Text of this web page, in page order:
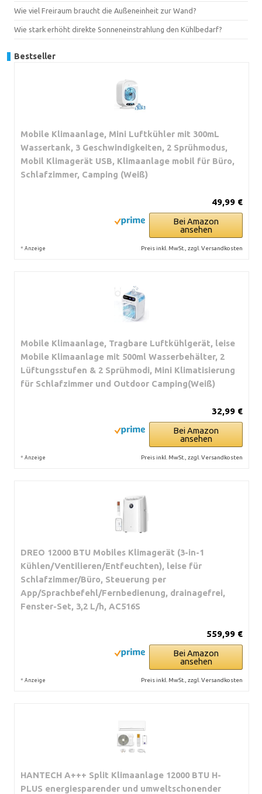
Wie viel Freiraum braucht die Außeneinheit zur Wand?
Wie stark erhöht direkte Sonneneinstrahlung den Kühlbedarf?
Bestseller
Mobile Klimaanlage, Mini Luftkühler mit 300mL
Wassertank, 3 Geschwindigkeiten, 2 Sprühmodus,
Mobil Klimagerät USB, Klimaanlage mobil für Büro,
Schlafzimmer, Camping (Weiß)
49,99 €
Bei Amazon
ansehen
* Anzeige Preis inkl. MwSt., zzgl. Versandkosten
Mobile Klimaanlage, Tragbare Luftkühlgerät, leise
Mobile Klimaanlage mit 500ml Wasserbehälter, 2
Lüftungsstufen & 2 Sprühmodi, Mini Klimatisierung
für Schlafzimmer und Outdoor Camping(Weiß)
32,99 €
Bei Amazon
ansehen
* Anzeige Preis inkl. MwSt., zzgl. Versandkosten
DREO 12000 BTU Mobiles Klimagerät (3-in-1
Kühlen/Ventilieren/Entfeuchten), leise für
Schlafzimmer/Büro, Steuerung per
App/Sprachbefehl/Fernbedienung, drainagefrei,
Fenster-Set, 3,2 L/h, AC516S
559,99 €
Bei Amazon
ansehen
* Anzeige Preis inkl. MwSt., zzgl. Versandkosten
HANTECH A+++ Split Klimaanlage 12000 BTU H-
PLUS energiesparender und umweltschonender